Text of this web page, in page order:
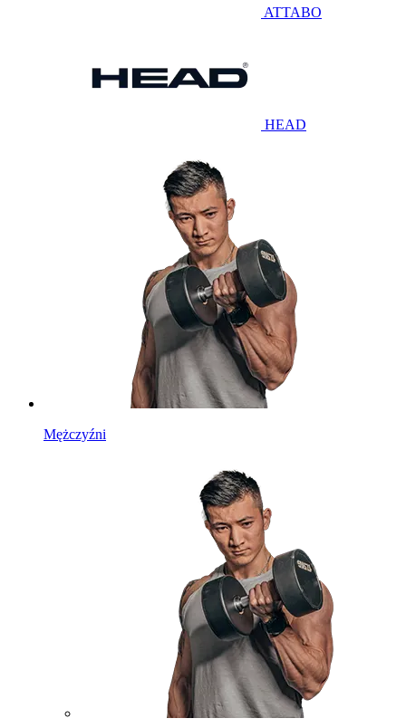
ATTABO
HEAD
Mężczyźni